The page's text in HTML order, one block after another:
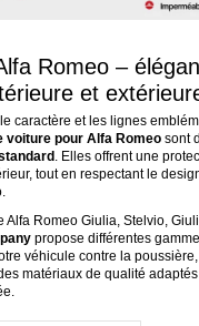
Romeo –
et
caractère et les lignes
voiture pour Alfa Romeo sont
. Elles offrent une
tout en respectant le
Alfa Romeo Giulia, Stelvio,
propose différentes
véhicule contre la
matériaux de qualité